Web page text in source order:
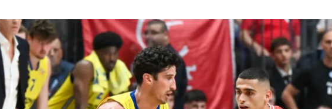
הפועל תל אביב
הפועל חיפה
הפועל באר שבע
מכבי נתניה
בני יהודה
ליגה סינית
ליגה ברזילאית
ליגות נוספות